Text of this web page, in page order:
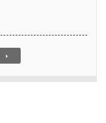
arrow_right